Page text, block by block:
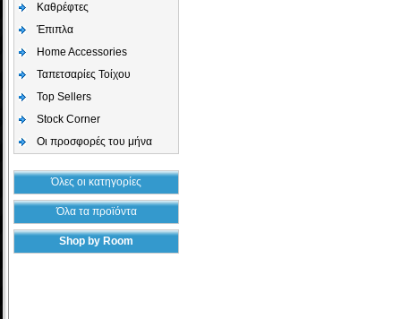
Καθρέφτες
Έπιπλα
Home Accessories
Ταπετσαρίες Τοίχου
Top Sellers
Stock Corner
Οι προσφορές του μήνα
Όλες οι κατηγορίες
Όλα τα προϊόντα
Shop by Room